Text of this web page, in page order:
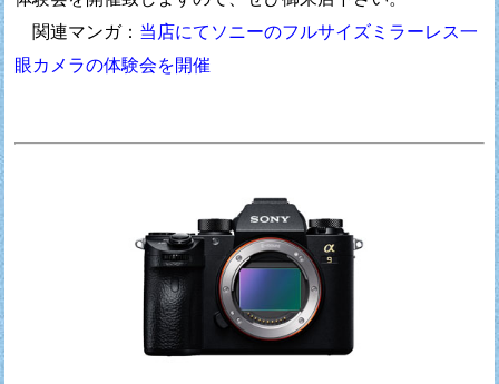
関連マンガ： 当店にてソニーのフルサイズミラーレス一
眼カメラの体験会を開催